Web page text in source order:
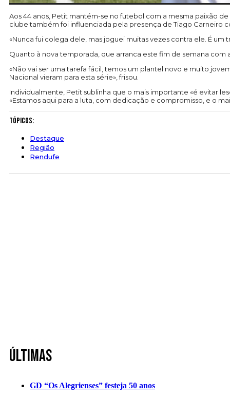
Aos 44 anos, Petit mantém-se no futebol com a mesma paixão
clube também foi influenciada pela presença de Tiago Carneiro
«Nunca fui colega dele, mas joguei muitas vezes contra ele. É
Quanto à nova temporada, que arranca este fim de semana
«Não vai ser uma tarefa fácil, temos um plantel novo e muito
Nacional vieram para esta série», frisou.
Individualmente, Petit sublinha que o mais importante «é evitar
«Estamos aqui para a luta, com dedicação e compromisso, e o
Tópicos:
Destaque
Região
Rendufe
Últimas
GD “Os Alegrienses” festeja 50 anos